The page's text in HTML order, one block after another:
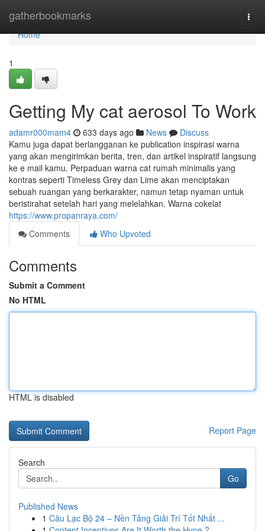
gatherbookmarks
Home
Home
1
Getting My cat aerosol To Work
adamr000mam4 633 days ago News
Discuss
Kamu juga dapat berlangganan ke publication inspirasi warna
yang akan mengirimkan berita, tren, dan artikel inspiratif langsung
ke e mail kamu. Perpaduan warna cat rumah minimalis yang
kontras seperti Timeless Grey dan Lime akan menciptakan
sebuah ruangan yang berkarakter, namun tetap nyaman untuk
beristirahat setelah hari yang melelahkan. Warna cokelat
https://www.propanraya.com/
Comments
Who Upvoted
Comments
Submit a Comment
No HTML
HTML is disabled
Report Page
Search
Go
Published News
1 Câu Lạc Bộ 24 – Nền Tảng Giải Trí Tốt Nhất ...